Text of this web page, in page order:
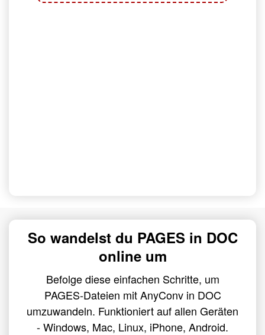
So wandelst du PAGES in DOC
online um
Befolge diese einfachen Schritte, um
PAGES-Dateien mit AnyConv in DOC
umzuwandeln. Funktioniert auf allen Geräten
- Windows, Mac, Linux, iPhone, Android.